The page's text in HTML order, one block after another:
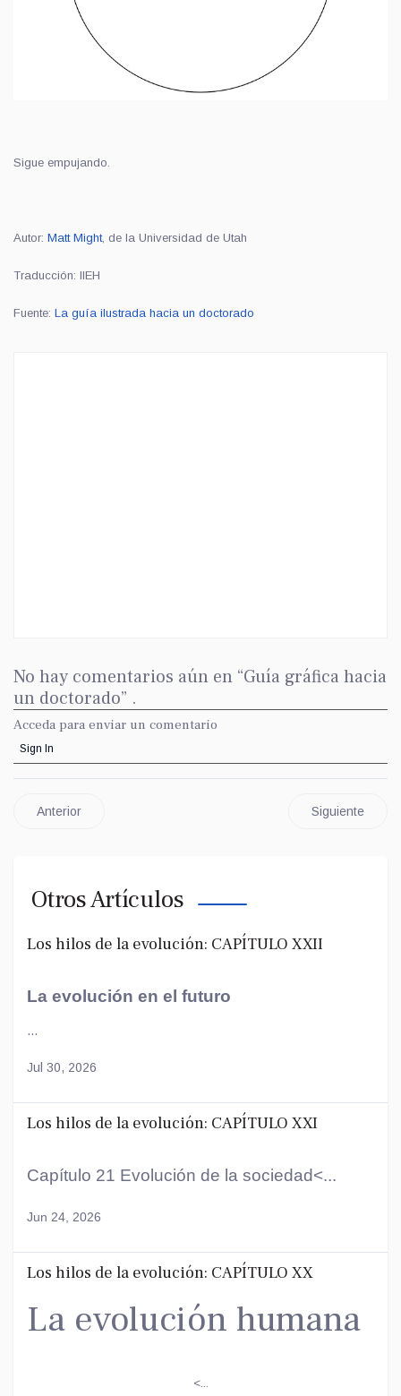
Sigue empujando.
Autor: Matt Might, de la Universidad de Utah
Traducción: IIEH
Fuente: La guía ilustrada hacia un doctorado
No hay comentarios aún en “Guía gráfica hacia
un doctorado” .
Acceda para enviar un comentario
Sign In
Anterior Siguiente
Otros Artículos
Los hilos de la evolución: CAPÍTULO XXII
La evolución en el futuro
...
Jul 30, 2026
Los hilos de la evolución: CAPÍTULO XXI
Capítulo 21 Evolución de la sociedad<...
Jun 24, 2026
Los hilos de la evolución: CAPÍTULO XX
La evolución humana
<...